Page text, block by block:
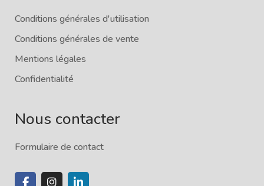
Conditions générales d'utilisation
Conditions générales de vente
Mentions légales
Confidentialité
Nous contacter
Formulaire de contact